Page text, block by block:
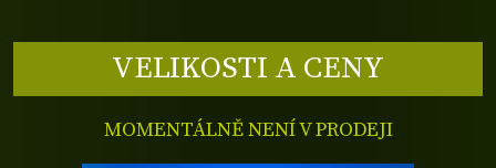
VELIKOSTI A CENY
MOMENTÁLNĚ NENÍ V PRODEJI